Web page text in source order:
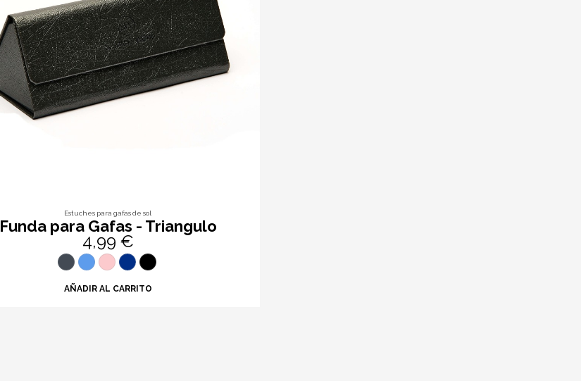
Estuches para gafas de sol
Funda para Gafas - Triangulo
4,99 €
AÑADIR AL CARRITO